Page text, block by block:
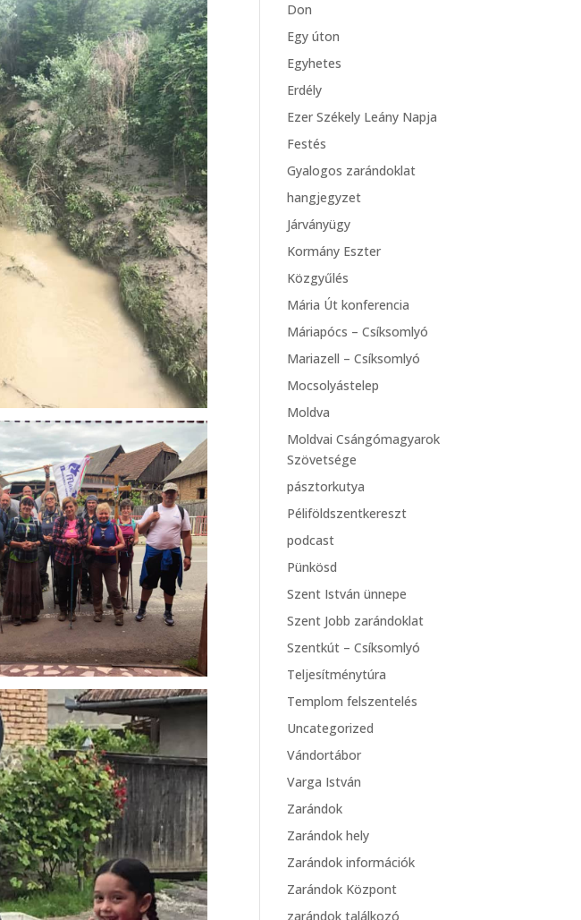
Don
Egy úton
Egyhetes
Erdély
Ezer Székely Leány Napja
Festés
Gyalogos zarándoklat
hangjegyzet
Járványügy
Kormány Eszter
Közgyűlés
Mária Út konferencia
Máriapócs – Csíksomlyó
Mariazell – Csíksomlyó
Mocsolyástelep
Moldva
Moldvai Csángómagyarok
Szövetsége
pásztorkutya
Péliföldszentkereszt
podcast
Pünkösd
Szent István ünnepe
Szent Jobb zarándoklat
Szentkút – Csíksomlyó
Teljesítménytúra
Templom felszentelés
Uncategorized
Vándortábor
Varga István
Zarándok
Zarándok hely
Zarándok információk
Zarándok Központ
zarándok találkozó